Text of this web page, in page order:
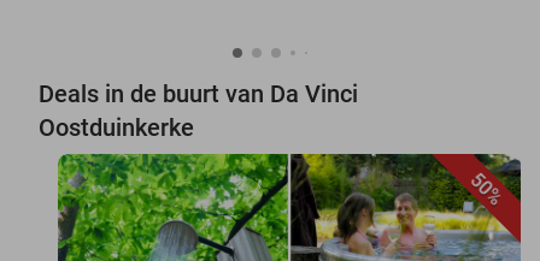
Deals in de buurt van Da Vinci
Oostduinkerke
50%